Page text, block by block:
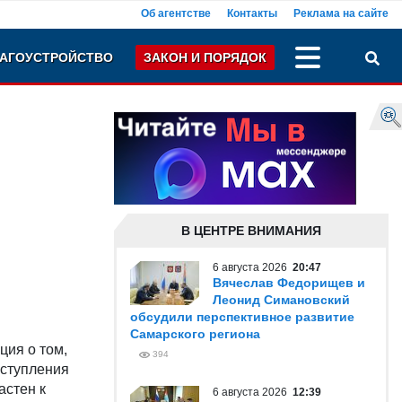
Об агентстве Контакты Реклама на сайте
ЗАКОН И ПОРЯДОК
о том,
к
В ЦЕНТРЕ ВНИМАНИЯ
6 августа 2026 20:47
Вячеслав Федорищев и
Леонид Симановский
обсудили перспективное развитие
Самарского региона
394
6 августа 2026 12:39